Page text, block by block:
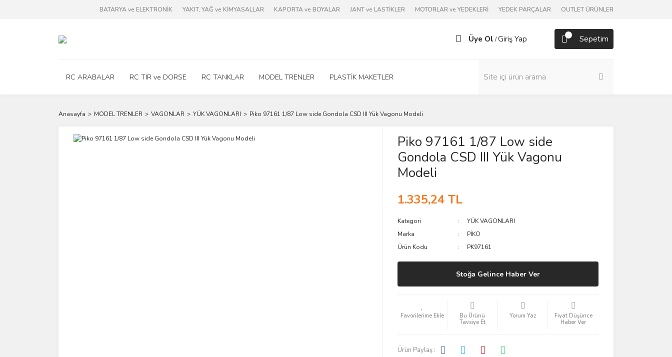
BATARYA ve ELEKTRONİK YAKIT, YAĞ ve KİMYASALLAR KAPORTA ve BOYALAR JANT ve LASTİKLER MOTORLAR ve YEDEKLERİ YEDEK PARÇALAR OUTLET ÜRÜNLER
Üye Ol /Giriş Yap Sepetim
RC ARABALAR RC TIR ve DORSE RC TANKLAR MODEL TRENLER PLASTİK MAKETLER
Anasayfa MODEL TRENLER VAGONLAR YÜK VAGONLARI Piko 97161 1/87 Low side Gondola CSD III Yük Vagonu Modeli
Piko 97161 1/87 Low side
Gondola CSD III Yük Vagonu
Modeli
1.335,24 TL
Kategori
YÜK VAGONLARI
Marka
PİKO
Ürün Kodu
PK97161
Stoğa Gelince Haber Ver
Bu Ürünü
Tavsiye Et
Yorum Yaz
Fiyat Düşünce
Haber Ver
Ürün Paylaş :